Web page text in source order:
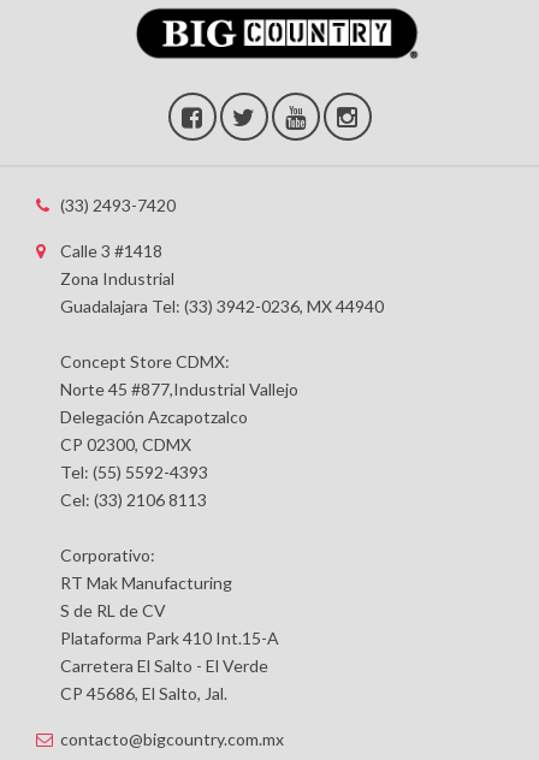
(33) 2493-7420
Calle 3 #1418
Zona Industrial
Guadalajara Tel: (33) 3942-0236, MX 44940
Concept Store CDMX:
Norte 45 #877,Industrial Vallejo
Delegación Azcapotzalco
CP 02300, CDMX
Tel: (55) 5592-4393
Cel: (33) 2106 8113
Corporativo:
RT Mak Manufacturing
S de RL de CV
Plataforma Park 410 Int.15-A
Carretera El Salto - El Verde
CP 45686, El Salto, Jal.
contacto@bigcountry.com.mx